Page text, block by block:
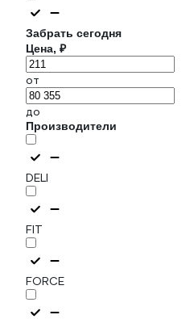
Забрать сегодня
Цена, ₽
от
до
Производители
DELI
FIT
FORCE